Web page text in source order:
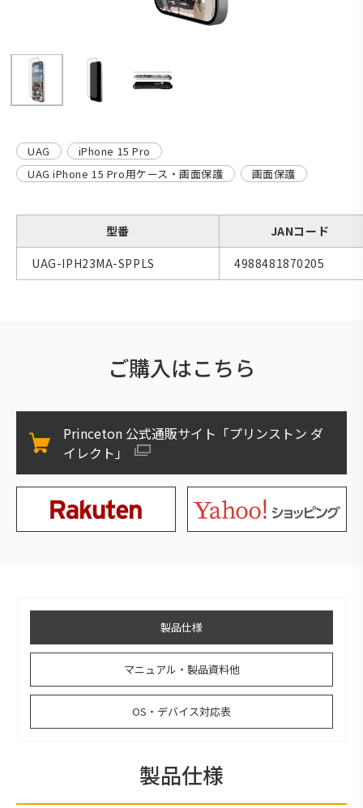
UAG
iPhone 15 Pro
UAG iPhone 15 Pro用ケース・画面保護
画面保護
型番
JANコード
UAG-IPH23MA-SPPLS
4988481870205
ご購入はこちら
Princeton 公式通販サイト「プリンストン ダ
イレクト」
製品仕様
マニュアル・製品資料他
OS・デバイス対応表
製品仕様